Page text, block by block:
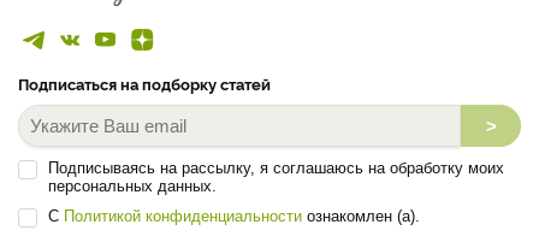
Подписаться на подборку статей
>
Подписываясь на рассылку, я соглашаюсь на обработку моих
персональных данных.
С Политикой конфиденциальности ознакомлен (а).